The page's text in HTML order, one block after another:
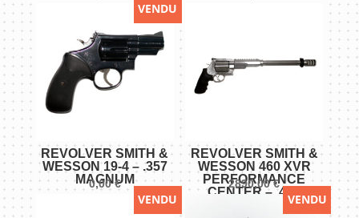
VENDU
REVOLVER SMITH &
WESSON 19-4 – .357
MAGNUM
0,00€
REVOLVER SMITH &
WESSON 460 XVR
PERFORMANCE
CENTER – .460
2890,00€
VENDU VENDU